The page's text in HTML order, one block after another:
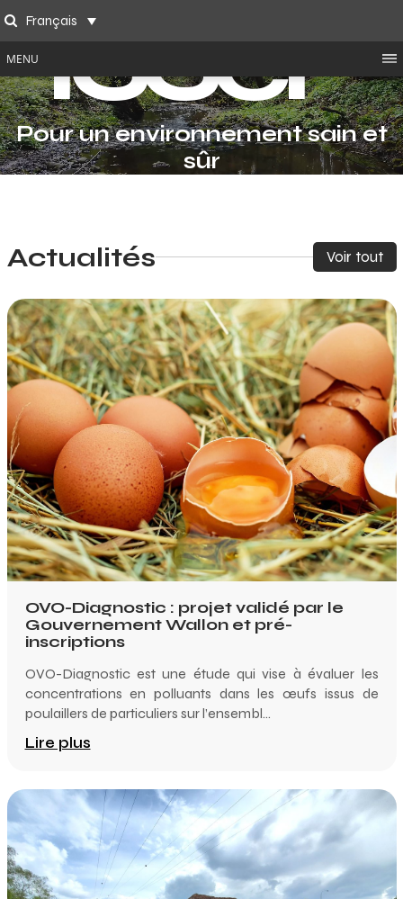
to
content
SearchFrançais
MENU ISSeP
Pour un environnement sain et
sûr
Actualités Voir tout
OVO-Diagnostic : projet validé par le
Gouvernement Wallon et pré-
inscriptions
OVO-Diagnostic est une étude qui vise à évaluer les
concentrations en polluants dans les œufs issus de
poulaillers de particuliers sur l’ensembl...
Lire plus